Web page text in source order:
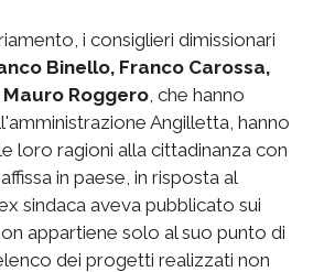
i consiglieri dimissionari
Binello, Franco Carossa,
Mauro Roggero , che hanno
Angilletta, hanno
loro ragioni alla cittadinanza con
in paese, in risposta al
sindaca aveva pubblicato sui
appartiene solo al suo punto di
dei progetti realizzati non